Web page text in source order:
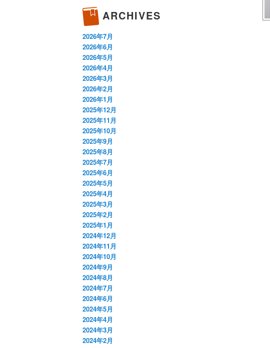
ARCHIVES
2026年7月
2026年6月
2026年5月
2026年4月
2026年3月
2026年2月
2026年1月
2025年12月
2025年11月
2025年10月
2025年9月
2025年8月
2025年7月
2025年6月
2025年5月
2025年4月
2025年3月
2025年2月
2025年1月
2024年12月
2024年11月
2024年10月
2024年9月
2024年8月
2024年7月
2024年6月
2024年5月
2024年4月
2024年3月
2024年2月